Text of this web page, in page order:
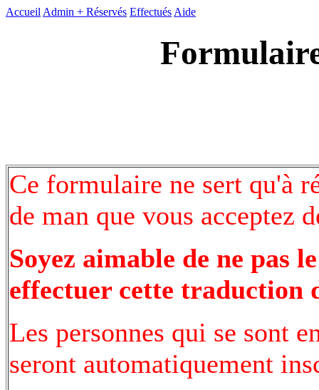
Accueil Admin + Réservés Effectués Aide
Ce formulaire ne sert qu'à
de man que vous acceptez
Soyez aimable de ne pas
effectuer cette traduction
Les personnes qui se sont
seront automatiquement